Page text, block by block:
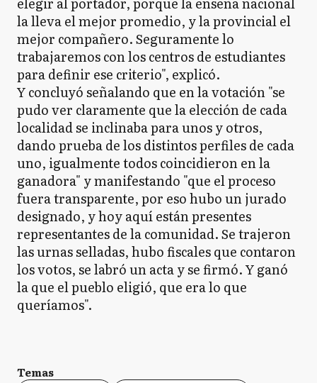
la lleva el mejor promedio, y la provincial el
mejor compañero. Seguramente lo
trabajaremos con los centros de estudiantes
para definir ese criterio", explicó.
Y concluyó señalando que en la votación "se
pudo ver claramente que la elección de cada
localidad se inclinaba para unos y otros,
dando prueba de los distintos perfiles de cada
uno, igualmente todos coincidieron en la
ganadora" y manifestando "que el proceso
fuera transparente, por eso hubo un jurado
designado, y hoy aquí están presentes
representantes de la comunidad. Se trajeron
las urnas selladas, hubo fiscales que contaron
los votos, se labró un acta y se firmó. Y ganó
la que el pueblo eligió, que era lo que
queríamos".
Temas